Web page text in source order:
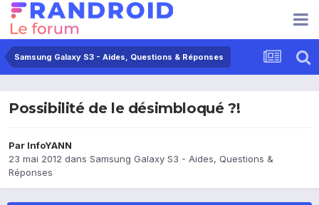
Samsung Galaxy S3 - Aides, Questions & Réponses
Possibilité de le désimbloqué ?!
Par InfoYANN
23 mai 2012 dans Samsung Galaxy S3 - Aides, Questions &
Réponses